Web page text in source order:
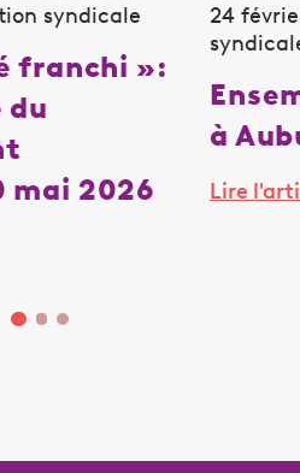
syndicale
franchi »:
du
mai 2026
24
à
Lire